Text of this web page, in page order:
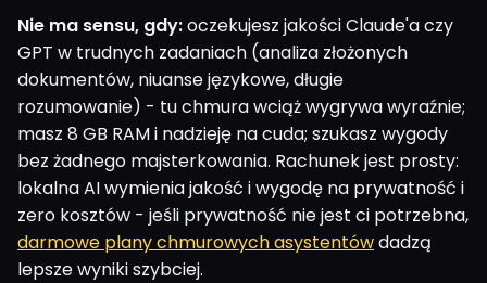
Nie ma sensu, gdy:oczekujesz jakości Claude'a czy
GPT w trudnych zadaniach (analiza złożonych
dokumentów, niuanse językowe, długie
rozumowanie) - tu chmura wciąż wygrywa wyraźnie;
masz 8 GB RAM i nadzieję na cuda; szukasz wygody
bez żadnego majsterkowania. Rachunek jest prosty:
lokalna AI wymienia jakość i wygodę na prywatność i
zero kosztów - jeśli prywatność nie jest ci potrzebna,
darmowe plany chmurowych asystentówdadzą
lepsze wyniki szybciej.